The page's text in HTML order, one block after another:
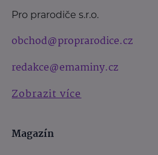
Pro prarodiče s.r.o.
obchod@proprarodice.cz
redakce@emaminy.cz
Zobrazit více
Magazín